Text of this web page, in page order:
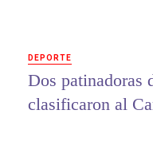
DEPORTE
Dos patinadoras
clasificaron al